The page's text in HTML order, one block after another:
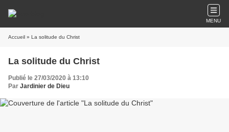
MENU
Accueil » La solitude du Christ
La solitude du Christ
Publié le 27/03/2020 à 13:10
Par Jardinier de Dieu